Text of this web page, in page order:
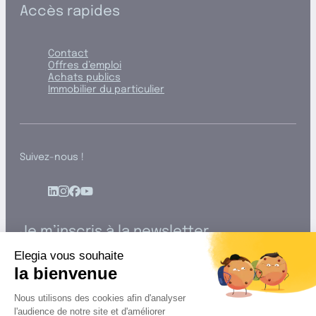
Elegia vous souhaite
la bienvenue
Nous utilisons des cookies afin d'analyser
l'audience de notre site et d'améliorer
Accès rapides
Contact
Offres d’emploi
Achats publics
Immobilier du particulier
Suivez-nous !
Je m’inscris à la newsletter
En indiquant votre adresse mail, vous consentez à recevoir nos
actualités par voie électronique. Vous pouvez vous désinscrire à